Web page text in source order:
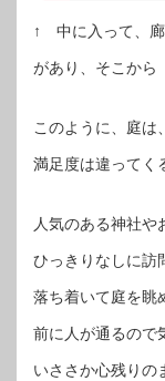
↑ 中に入って、廊
があり、そこから
このように、庭は
満足度は違ってく
人気のある神社や
ひっきりなしに訪
落ち着いて庭を眺
前に人が通るので
いささか心残りの